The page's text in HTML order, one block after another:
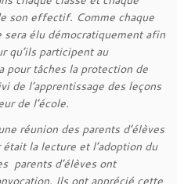
son effectif. Comme chaque
sera élu démocratiquement afin
qu’ils participent au
pour tâches la protection de
de l’apprentissage des leçons
de l’école.
réunion des parents d’élèves
la lecture et l’adoption du
parents d’élèves ont
Ils ont apprécié cette